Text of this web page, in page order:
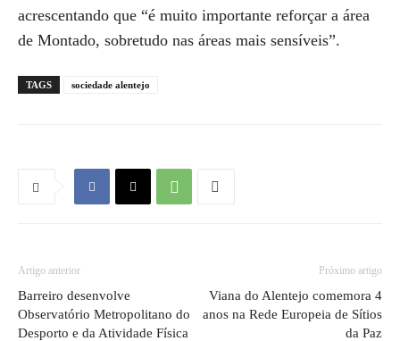
acrescentando que “é muito importante reforçar a área
de Montado, sobretudo nas áreas mais sensíveis”.
TAGS sociedade alentejo
Artigo anterior
Barreiro desenvolve
Observatório Metropolitano do
Desporto e da Atividade Física
Próximo artigo
Viana do Alentejo comemora 4
anos na Rede Europeia de Sítios
da Paz